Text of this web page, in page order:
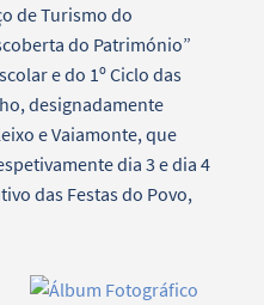
de Turismo do
do Património”
e do 1º Ciclo das
designadamente
e Vaiamonte, que
dia 3 e dia 4
das Festas do Povo,